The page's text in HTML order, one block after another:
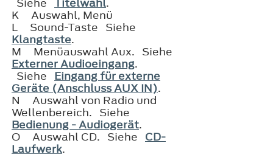
Siehe Titelwahl.
K
Auswahl, Menü
L
Sound-Taste Siehe
Klangtaste.
M
Menüauswahl Aux. Siehe
Externer Audioeingang.
Siehe Eingang für externe
Geräte (Anschluss AUX IN).
N
Auswahl von Radio und
Wellenbereich. Siehe
Bedienung - Audiogerät.
O
Auswahl CD. Siehe CD-
Laufwerk.